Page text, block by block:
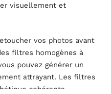
visuellement et
vos photos avant
filtres homogènes à
pouvez générer un
attrayant. Les filtres
cohérente,